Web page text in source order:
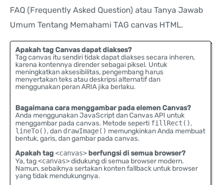
FAQ (Frequently Asked Question) atau Tanya Jawab
Umum Tentang Memahami TAG canvas HTML.
Apakah tag Canvas dapat diakses?
Tag canvas itu sendiri tidak dapat diakses secara inheren,
karena kontennya dirender sebagai piksel. Untuk
meningkatkan aksesibilitas, pengembang harus
menyertakan teks atau deskripsi alternatif dan
menggunakan peran ARIA jika berlaku.
Bagaimana cara menggambar pada elemen Canvas?
Anda menggunakan JavaScript dan Canvas API untuk
menggambar pada canvas. Metode seperti fillRect(),
lineTo(), dan drawImage() memungkinkan Anda membuat
bentuk, garis, dan gambar pada canvas.
Apakah tag<canvas> berfungsi di semua browser?
Ya, tag<canvas>didukung di semua browser modern.
Namun, sebaiknya sertakan konten fallback untuk browser
yang tidak mendukungnya.